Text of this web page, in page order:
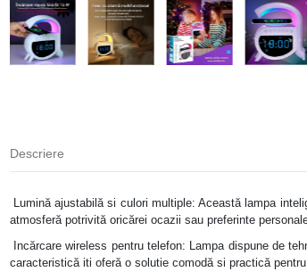
Descriere
Lumină ajustabilă si culori multiple: Această lampa
atmosferă potrivită oricărei ocazii sau preferinte
Incărcare wireless pentru telefon: Lampa dispune de
caracteristică iti oferă o solutie comodă si practică